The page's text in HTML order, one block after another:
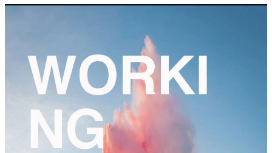
20:00 Aangepast uur!
Orion MaxtedHUMAN SIMULATION
performance
Adva ZakaiLAST SEEN STANDING
BETWEEN BRACKETS
performance,dans